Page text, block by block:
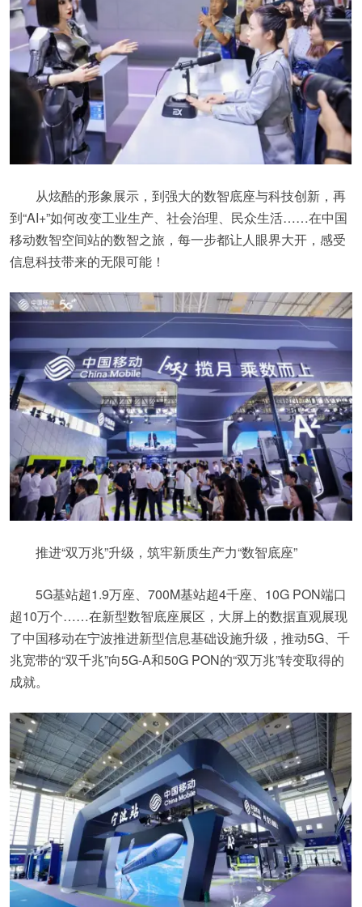
从炫酷的形象展示，到强大的数智底座与科技创新，再
到“AI+”如何改变工业生产、社会治理、民众生活……在中国
移动数智空间站的数智之旅，每一步都让人眼界大开，感受
信息科技带来的无限可能！
推进“双万兆”升级，筑牢新质生产力“数智底座”
5G基站超1.9万座、700M基站超4千座、10G PON端口
超10万个……在新型数智底座展区，大屏上的数据直观展现
了中国移动在宁波推进新型信息基础设施升级，推动5G、千
兆宽带的“双千兆”向5G-A和50G PON的“双万兆”转变取得的
成就。